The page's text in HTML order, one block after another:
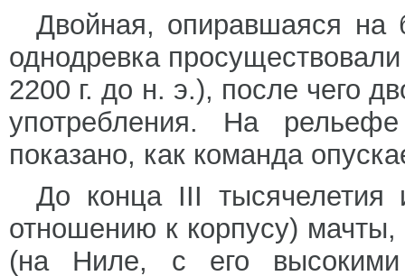
Двойная, опиравшаяся на
однодревка
2200 г. до н. э.), после чего
употребления. На
показано, как команда
До конца III тысячелетия
отношению к корпусу)
(на Ниле, с его высокими